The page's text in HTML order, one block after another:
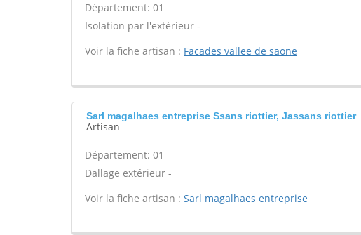
Département: 01
Isolation par l'extérieur -
Voir la fiche artisan : Facades vallee de saone
Sarl magalhaes entreprise Ssans riottier, Jassans riottier
Artisan
Département: 01
Dallage extérieur -
Voir la fiche artisan : Sarl magalhaes entreprise